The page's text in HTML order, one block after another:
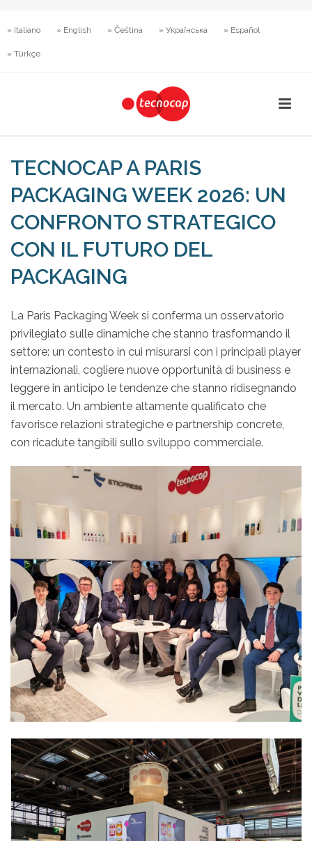
» Italiano » English » Čeština » Українська » Español
» Türkçe
TECNOCAP A PARIS
PACKAGING WEEK 2026: UN
CONFRONTO STRATEGICO
CON IL FUTURO DEL
PACKAGING
La Paris Packaging Week si conferma un osservatorio
privilegiato sulle dinamiche che stanno trasformando il
settore: un contesto in cui misurarsi con i principali player
internazionali, cogliere nuove opportunità di business e
leggere in anticipo le tendenze che stanno ridisegnando
il mercato. Un ambiente altamente qualificato che
favorisce relazioni strategiche e partnership concrete,
con ricadute tangibili sullo sviluppo commerciale.